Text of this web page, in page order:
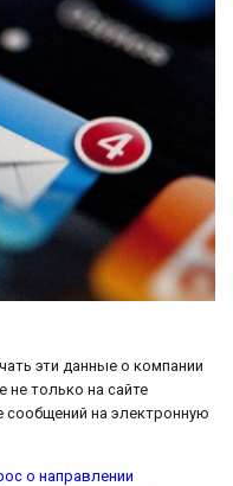
эти данные о компании
не только на сайте
сообщений на электронную
о направлении